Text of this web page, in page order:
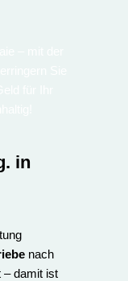
in
nach
– damit ist